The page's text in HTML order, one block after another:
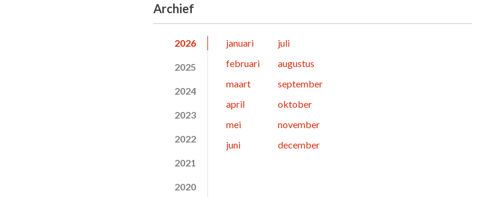
Archief
2026
2025
2024
2023
2022
2021
2020
januari
februari
maart
april
mei
juni
juli
augustus
september
oktober
november
december